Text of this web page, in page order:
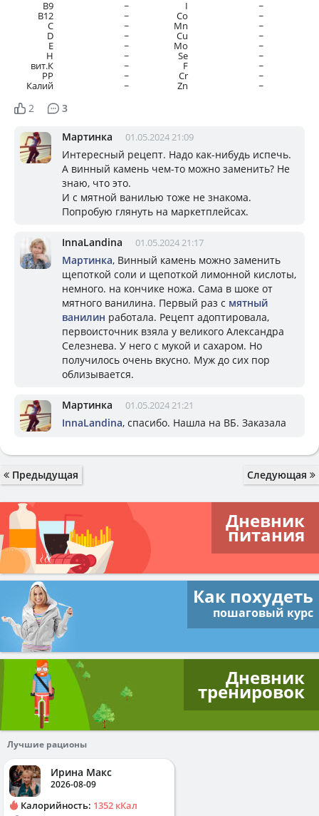
B9 ~
B12 ~
C ~
D ~
E ~
H ~
вит.К ~
PP ~
Калий ~
I ~
Co ~
Mn ~
Cu ~
Mo ~
Se ~
F ~
Cr ~
Zn ~
2 3
Мартинка 01.05.2024 21:09
Интересный рецепт. Надо как-нибудь испечь.
А винный камень чем-то можно заменить? Не
знаю, что это.
И с мятной ванилью тоже не знакома.
Попробую глянуть на маркетплейсах.
InnaLandina 01.05.2024 21:17
Мартинка, Винный камень можно заменить
щепоткой соли и щепоткой лимонной кислоты,
немного. на кончике ножа. Сама в шоке от
мятного ванилина. Первый раз с мятный
ванилин работала. Рецепт адоптировала,
первоисточник взяла у великого Александра
Селезнева. У него с мукой и сахаром. Но
получилось очень вкусно. Муж до сих пор
облизывается.
Мартинка 01.05.2024 21:21
InnaLandina, спасибо. Нашла на ВБ. Заказала
Предыдущая Следующая
Дневник
питания
Как похудеть
пошаговый курс
Дневник
тренировок
Лучшие рационы
Ирина Макс
2026-08-09
Калорийность: 1352 кКал